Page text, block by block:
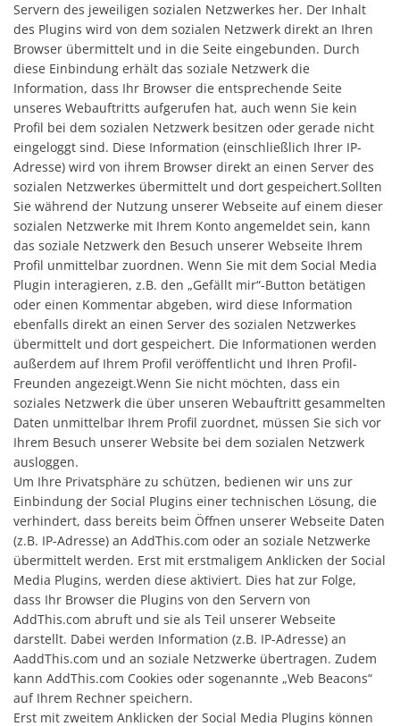
Servern des jeweiligen sozialen Netzwerkes her. Der Inhalt
des Plugins wird von dem sozialen Netzwerk direkt an Ihren
Browser übermittelt und in die Seite eingebunden. Durch
diese Einbindung erhält das soziale Netzwerk die
Information, dass Ihr Browser die entsprechende Seite
unseres Webauftritts aufgerufen hat, auch wenn Sie kein
Profil bei dem sozialen Netzwerk besitzen oder gerade nicht
eingeloggt sind. Diese Information (einschließlich Ihrer IP-
Adresse) wird von ihrem Browser direkt an einen Server des
sozialen Netzwerkes übermittelt und dort gespeichert.Sollten
Sie während der Nutzung unserer Webseite auf einem dieser
sozialen Netzwerke mit Ihrem Konto angemeldet sein, kann
das soziale Netzwerk den Besuch unserer Webseite Ihrem
Profil unmittelbar zuordnen. Wenn Sie mit dem Social Media
Plugin interagieren, z.B. den „Gefällt mir“-Button betätigen
oder einen Kommentar abgeben, wird diese Information
ebenfalls direkt an einen Server des sozialen Netzwerkes
übermittelt und dort gespeichert. Die Informationen werden
außerdem auf Ihrem Profil veröffentlicht und Ihren Profil-
Freunden angezeigt.Wenn Sie nicht möchten, dass ein
soziales Netzwerk die über unseren Webauftritt gesammelten
Daten unmittelbar Ihrem Profil zuordnet, müssen Sie sich vor
Ihrem Besuch unserer Website bei dem sozialen Netzwerk
ausloggen.
Um Ihre Privatsphäre zu schützen, bedienen wir uns zur
Einbindung der Social Plugins einer technischen Lösung, die
verhindert, dass bereits beim Öffnen unserer Webseite Daten
(z.B. IP-Adresse) an AddThis.com oder an soziale Netzwerke
übermittelt werden. Erst mit erstmaligem Anklicken der Social
Media Plugins, werden diese aktiviert. Dies hat zur Folge,
dass Ihr Browser die Plugins von den Servern von
AddThis.com abruft und sie als Teil unserer Webseite
darstellt. Dabei werden Information (z.B. IP-Adresse) an
AaddThis.com und an soziale Netzwerke übertragen. Zudem
kann AddThis.com Cookies oder sogenannte „Web Beacons“
auf Ihrem Rechner speichern.
Erst mit zweitem Anklicken der Social Media Plugins können